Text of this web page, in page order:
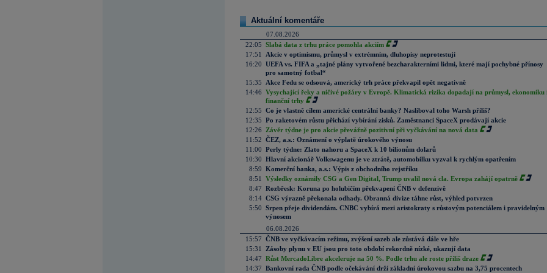
Aktuální komentáře
07.08.2026
22:05 Slabá data z trhu práce pomohla akciím
17:51
Akcie v optimismu, průmysl v extrémním, dluhopisy neprotestují
16:20 UEFA vs. FIFA a „tajné plány vytvořené bezcharakterními lidmi, které mají pochybné přínosy
pro samotný fotbal“
15:35
Akce Fedu se odsouvá, americký trh práce překvapil opět negativně
14:46 Vysychající řeky a ničivé požáry v Evropě. Klimatická rizika dopadají na průmysl, ekonomiku
finanční trhy
12:55 Co je vlastně cílem americké centrální banky? Nasliboval toho Warsh příliš?
12:35 Po raketovém růstu přichází vybírání zisků. Zaměstnanci SpaceX prodávají akcie
12:26
Závěr týdne je pro akcie převážně pozitivní při vyčkávání na nová data
11:52 ČEZ, a.s.: Oznámení o výplatě úrokového výnosu
11:00 Perly týdne: Zlato nahoru a SpaceX k 10 bilionům dolarů
10:30 Hlavní akcionář Volkswagenu je ve ztrátě, automobilku vyzval k rychlým opatřením
8:59 Komerční banka, a.s.: Výpis z obchodního rejstříku
8:51
Výsledky oznámily CSG a Gen Digital, Trump uvalil nová cla. Evropa zahájí opatrně
8:47 Rozbřesk: Koruna po holubičím překvapení ČNB v defenzivě
8:14 CSG výrazně překonala odhady. Obranná divize táhne růst, výhled potvrzen
5:50 Srpen přeje dividendám. CNBC vybírá mezi aristokraty s růstovým potenciálem i pravidelným
výnosem
06.08.2026
15:57 ČNB ve vyčkávacím režimu, zvýšení sazeb ale zůstává dále ve hře
15:31
Zásoby plynu v EU jsou pro toto období rekordně nízké, ukazují data
14:47 Růst MercadoLibre akceleruje na 50 %. Podle trhu ale roste příliš draze
14:37 Bankovní rada ČNB podle očekávání drží základní úrokovou sazbu na 3,75 procentech